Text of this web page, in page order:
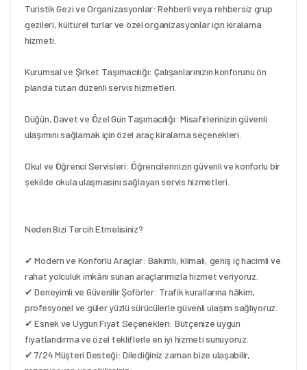
Turistik Gezi ve Organizasyonlar: Rehberli veya rehbersiz grup
gezileri, kültürel turlar ve özel organizasyonlar için kiralama
hizmeti.
Kurumsal ve Şirket Taşımacılığı: Çalışanlarınızın konforunu ön
planda tutan düzenli servis hizmetleri.
Düğün, Davet ve Özel Gün Taşımacılığı: Misafirlerinizin güvenli
ulaşımını sağlamak için özel araç kiralama seçenekleri.
Okul ve Öğrenci Servisleri: Öğrencilerinizin güvenli ve konforlu bir
şekilde okula ulaşmasını sağlayan servis hizmetleri.
Neden Bizi Tercih Etmelisiniz?
✔ Modern ve Konforlu Araçlar: Bakımlı, klimalı, geniş iç hacimli ve
rahat yolculuk imkânı sunan araçlarımızla hizmet veriyoruz.
✔ Deneyimli ve Güvenilir Şoförler: Trafik kurallarına hâkim,
profesyonel ve güler yüzlü sürücülerle güvenli ulaşım sağlıyoruz.
✔ Esnek ve Uygun Fiyat Seçenekleri: Bütçenize uygun
fiyatlandırma ve özel tekliflerle en iyi hizmeti sunuyoruz.
✔ 7/24 Müşteri Desteği: Dilediğiniz zaman bize ulaşabilir,